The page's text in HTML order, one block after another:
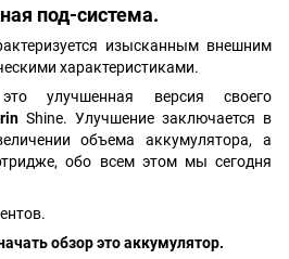
под-система.
изысканным внешним
характеристиками.
улучшенная версия своего
Shine. Улучшение заключается в
объема аккумулятора, а
обо всем этом мы сегодня
обзор это аккумулятор.